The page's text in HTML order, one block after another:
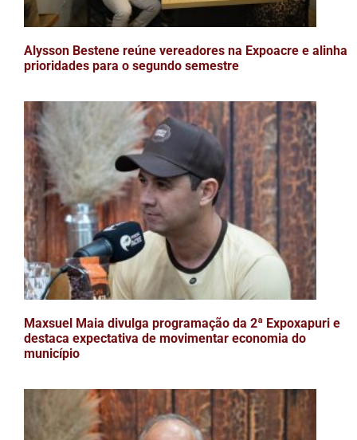
Alysson Bestene reúne vereadores na Expoacre e alinha
prioridades para o segundo semestre
Maxsuel Maia divulga programação da 2ª Expoxapuri e
destaca expectativa de movimentar economia do
município